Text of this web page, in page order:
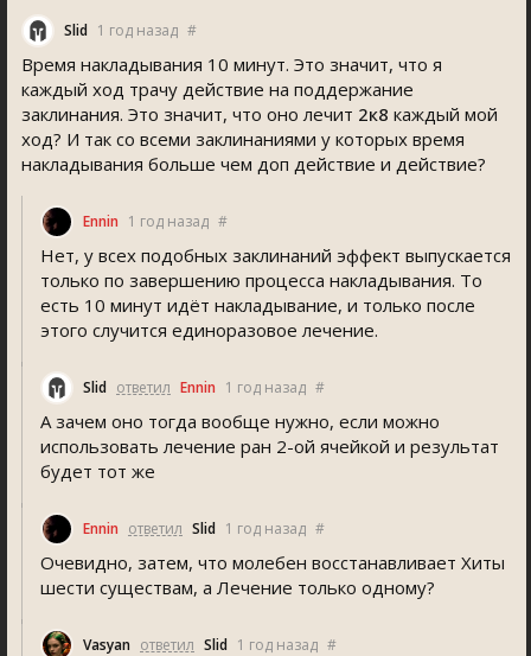
Slid 1 год назад #
Время накладывания 10 минут. Это значит, что я
каждый ход трачу действие на поддержание
заклинания. Это значит, что оно лечит 2к8 каждый мой
ход? И так со всеми заклинаниями у которых время
накладывания больше чем доп действие и действие?
Ennin 1 год назад #
Нет, у всех подобных заклинаний эффект выпускается
только по завершению процесса накладывания. То
есть 10 минут идёт накладывание, и только после
этого случится единоразовое лечение.
Slid ответил Ennin 1 год назад #
А зачем оно тогда вообще нужно, если можно
использовать лечение ран 2-ой ячейкой и результат
будет тот же
Ennin ответил Slid 1 год назад #
Очевидно, затем, что молебен восстанавливает Хиты
шести существам, а Лечение только одному?
Vasyan ответил Slid 1 год назад #